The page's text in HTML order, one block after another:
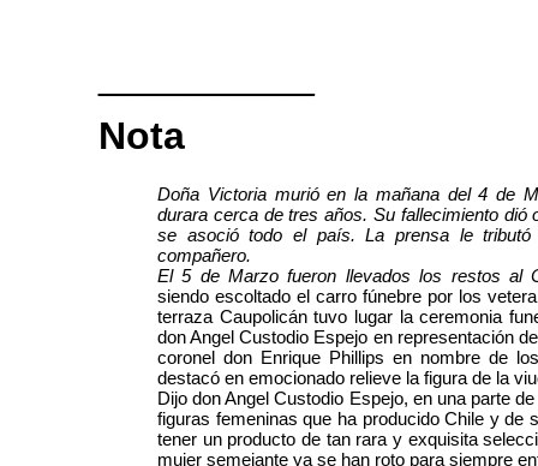
Nota
Doña Victoria murió en la mañana del 4 de
durara cerca de tres años. Su fallecimiento dió
se asoció todo el país. La prensa le
compañero.
El 5 de Marzo fueron llevados los restos al
siendo escoltado el carro fúnebre por los
terraza Caupolicán tuvo lugar la ceremonia
don Angel Custodio Espejo en representación
coronel don Enrique Phillips en nombre de
destacó en emocionado relieve la figura de la
Dijo don Angel Custodio Espejo, en una parte
figuras femeninas que ha producido Chile y de
tener un producto de tan rara y exquisita
mujer semejante ya se han roto para siempre